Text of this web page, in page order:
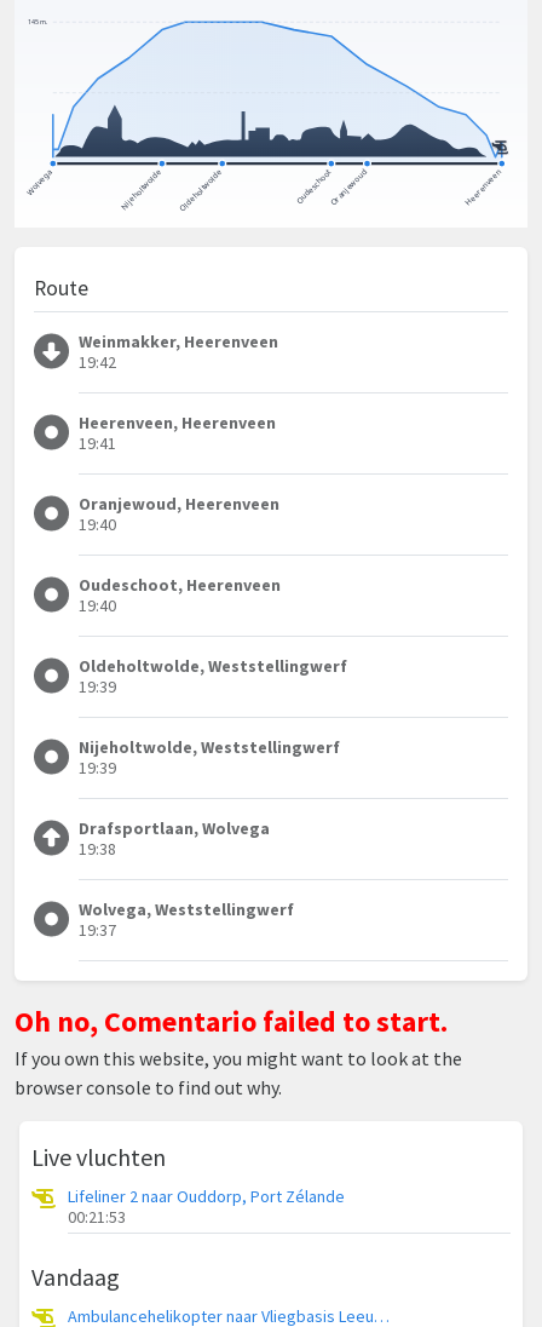
Route
Weinmakker, Heerenveen
19:42
Heerenveen, Heerenveen
19:41
Oranjewoud, Heerenveen
19:40
Oudeschoot, Heerenveen
19:40
Oldeholtwolde, Weststellingwerf
19:39
Nijeholtwolde, Weststellingwerf
19:39
Drafsportlaan, Wolvega
19:38
Wolvega, Weststellingwerf
19:37
Oh no, Comentario failed to start.
If you own this website, you might want to look at the
browser console to find out why.
Live vluchten
Lifeliner 2 naar Ouddorp, Port Zélande
00:21:53
Vandaag
Ambulancehelikopter naar Vliegbasis Leeuwarden